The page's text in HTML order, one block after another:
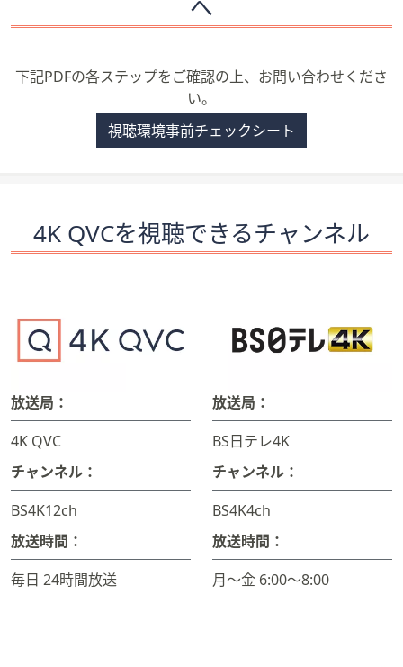
へ
下記PDFの各ステップをご確認の上、お問い合わせくださ
い。
視聴環境事前チェックシート
4K QVCを視聴できるチャンネル
放送局：
4K QVC
チャンネル：
BS4K12ch
放送時間：
毎日 24時間放送
放送局：
BS日テレ4K
チャンネル：
BS4K4ch
放送時間：
月～金 6:00～8:00